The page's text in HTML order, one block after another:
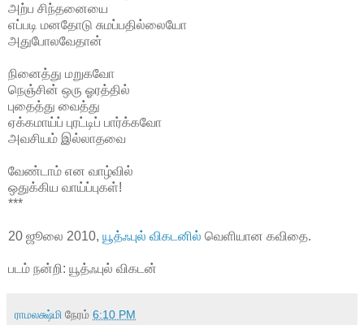
அற்ப சிந்தனையை
எப்படி மனதோடு சுமப்பதில்லையோ
அதுபோலவேதான்
நினைத்து மறுகவோ
நெஞ்சின் ஒரு ஓரத்தில்
புதைத்து வைத்து
ஏக்கமாய்ப் புரட்டிப் பார்க்கவோ
அவசியம் இல்லாதவை
வேண்டாம் என வாழ்வில்
ஒதுக்கிய வாய்ப்புகள்!
***
20 ஜூலை 2010, யூத்ஃபுல் விகடனில் வெளியான கவிதை.
படம் நன்றி: யூத்ஃபுல் விகடன்
ராமலக்ஷ்மி நேரம் 6:10 PM